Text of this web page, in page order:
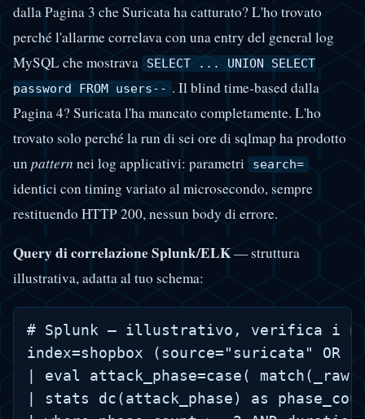
dalla Pagina 3 che Suricata ha catturato? L'ho trovato
perché l'allarme correlava con una entry del general log
MySQL che mostrava SELECT ... UNION SELECT
password FROM users-- . Il blind time-based dalla
Pagina 4? Suricata l'ha mancato completamente. L'ho
trovato solo perché la run di sei ore di sqlmap ha prodotto
unpatternnei log applicativi: parametri search=
identici con timing variato al microsecondo, sempre
restituendo HTTP 200, nessun body di errore.
Query di correlazione Splunk/ELK— struttura
illustrativa, adatta al tuo schema:
# Splunk — illustrativo, verifica i
index=shopbox (source="suricata" OR
| eval attack_phase=case(
| stats dc(attack_phase) as